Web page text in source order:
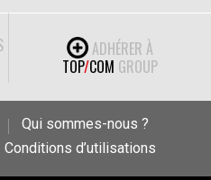
ADHÉRER À
TOP/COM GROUP
Qui sommes-nous ?
Conditions d’utilisations